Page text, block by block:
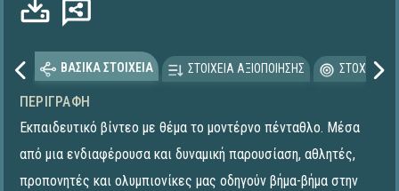
ΒΑΣΙΚΑ ΣΤΟΙΧΕΙΑ ΣΤΟΙΧΕΙΑ ΑΞΙΟΠΟΙΗΣΗΣ
ΠΕΡΙΓΡΑΦΉ
Εκπαιδευτικό βίντεο με θέμα το μοντέρνο πένταθλο. Μέσα
από μια ενδιαφέρουσα και δυναμική παρουσίαση, αθλητές,
προπονητές και ολυμπιονίκες μας οδηγούν βήμα-βήμα στην